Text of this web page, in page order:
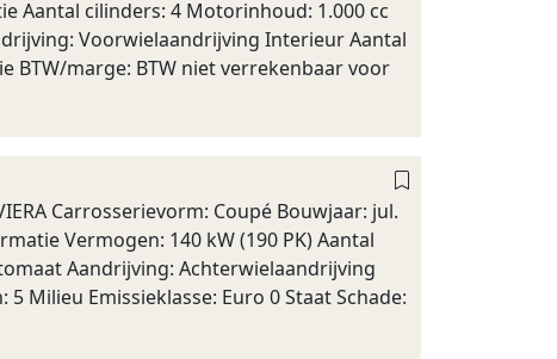
Aantal cilinders: 4 Motorinhoud: 1.000 cc
Voorwielaandrijving Interieur Aantal
BTW/marge: BTW niet verrekenbaar voor
Carrosserievorm: Coupé Bouwjaar: jul.
Vermogen: 140 kW (190 PK) Aantal
Aandrijving: Achterwielaandrijving
Milieu Emissieklasse: Euro 0 Staat Schade: